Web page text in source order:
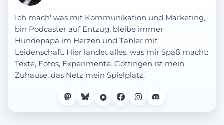
Ich mach' was mit Kommunikation und Marketing,
bin Podcaster auf Entzug, bleibe immer
Hundepapa im Herzen und Tabler mit
Leidenschaft. Hier landet alles, was mir Spaß macht:
Texte, Fotos, Experimente. Göttingen ist mein
Zuhause, das Netz mein Spielplatz.